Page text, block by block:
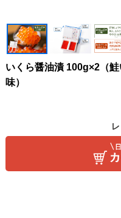
いくら醤油漬 100g×2（
味）